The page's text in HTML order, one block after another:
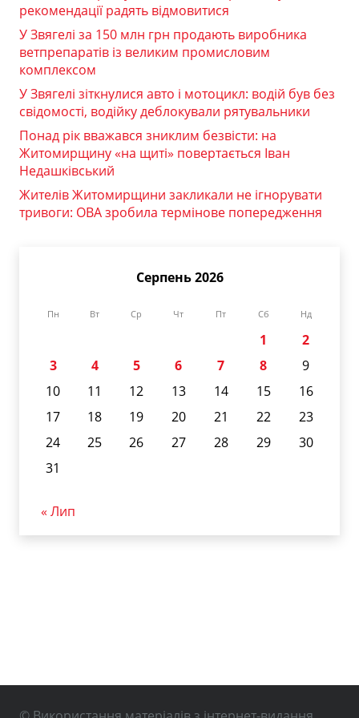
рекомендації радять відмовитися
У Звягелі за 150 млн грн продають виробника
ветпрепаратів із великим промисловим
комплексом
У Звягелі зіткнулися авто і мотоцикл: водій був без
свідомості, водійку деблокували рятувальники
Понад рік вважався зниклим безвісти: на
Житомирщину «на щиті» повертається Іван
Недашківський
Жителів Житомирщини закликали не ігнорувати
тривоги: ОВА зробила термінове попередження
Серпень 2026
Пн Вт Ср Чт Пт Сб Нд
1
2
3
4 5 6 7 8
9
10
11 12 13 14 15
16
17
18 19 20 21 22
23
24
25 26 27 28 29
30
31
« Лип